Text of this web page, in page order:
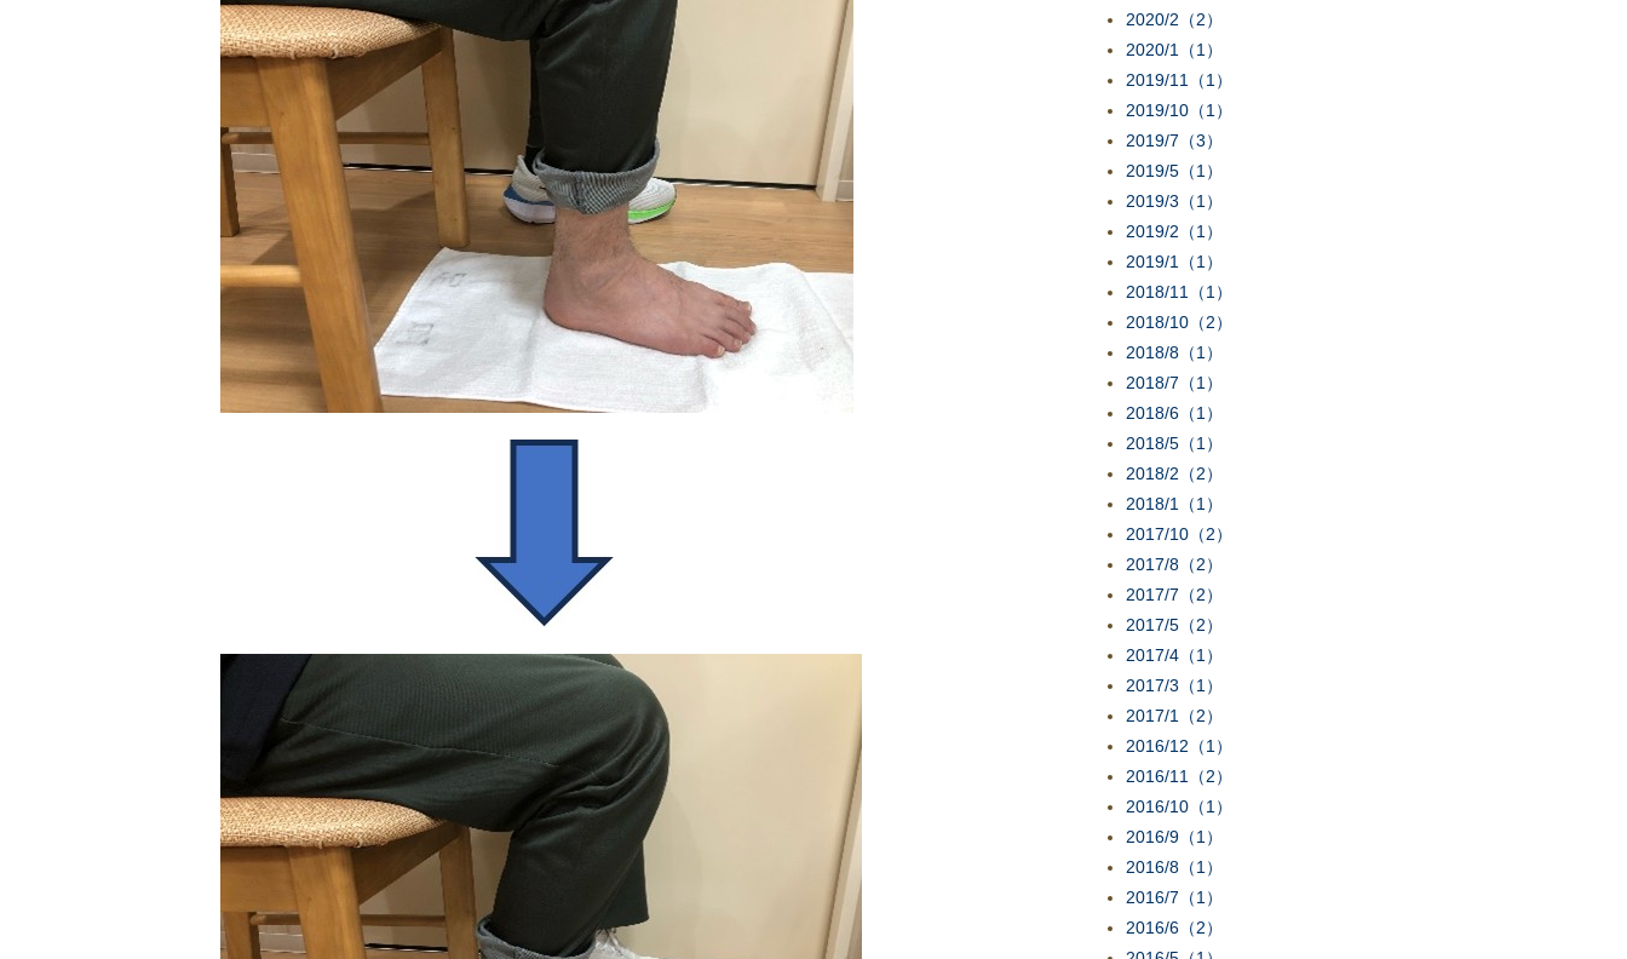
2020/2（2）
2020/1（1）
2019/11（1）
2019/10（1）
2019/7（3）
2019/5（1）
2019/3（1）
2019/2（1）
2019/1（1）
2018/11（1）
2018/10（2）
2018/8（1）
2018/7（1）
2018/6（1）
2018/5（1）
2018/2（2）
2018/1（1）
2017/10（2）
2017/8（2）
2017/7（2）
2017/5（2）
2017/4（1）
2017/3（1）
2017/1（2）
2016/12（1）
2016/11（2）
2016/10（1）
2016/9（1）
2016/8（1）
2016/7（1）
2016/6（2）